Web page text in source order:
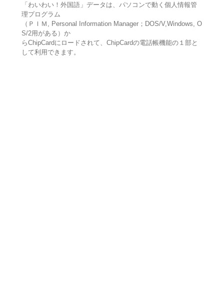
「わいわい！外国語」データは、パソコンで動く個人情報管
理プログラム
（ＰＩＭ, Personal Information Manager；DOS/V,Windows, O
S/2用がある）か
らChipCardにロードされて、ChipCardの電話帳機能の１部と
して利用できます。